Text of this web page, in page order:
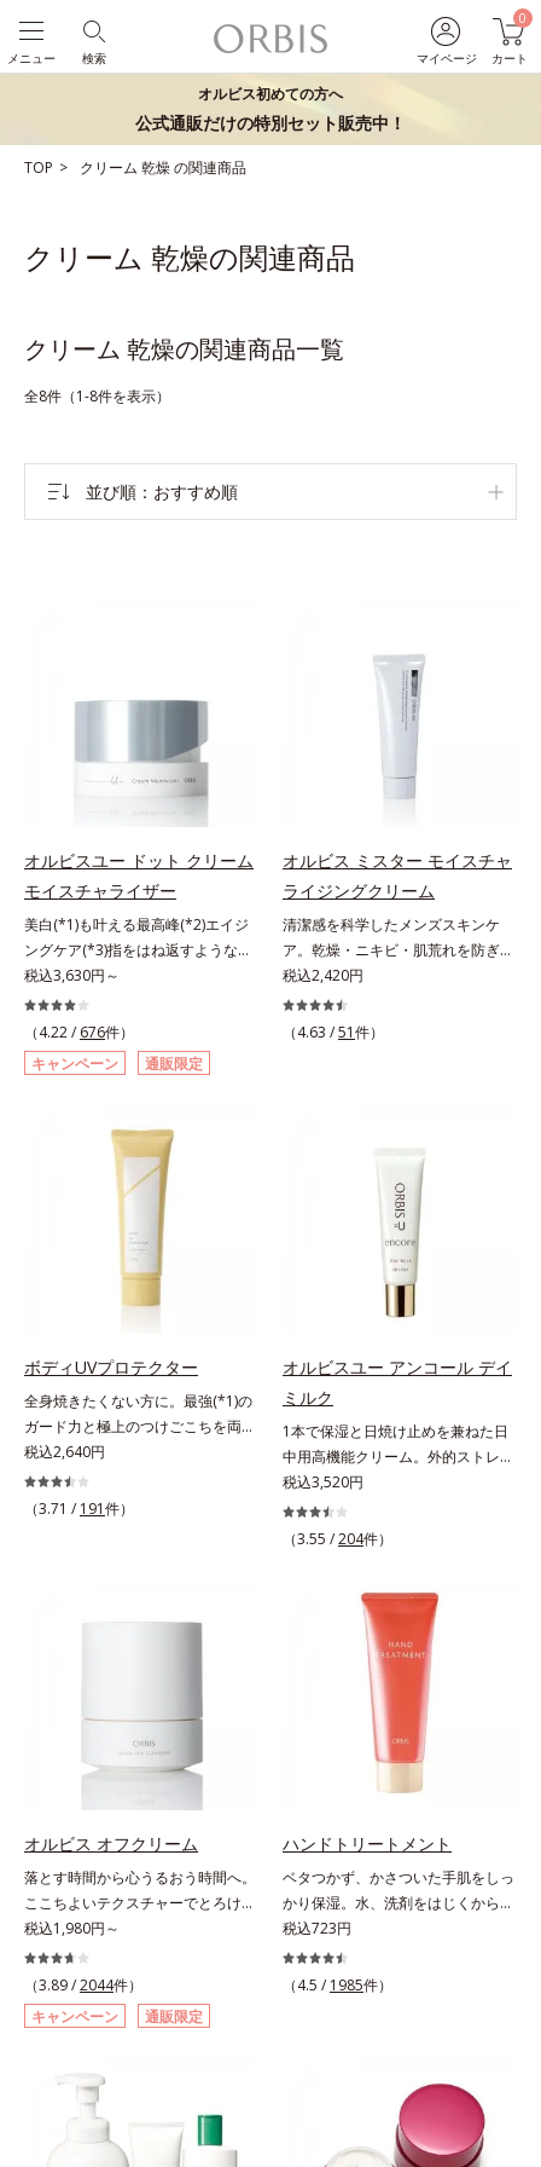
マイページ
0
カート
検索
メニュー
オルビス初めての方へ
公式通販だけの特別セット販売中！
TOP クリーム 乾燥の関連商品
クリーム 乾燥の関連商品
クリーム 乾燥の関連商品一覧
全8件（1-8件を表示）
並び順 おすすめ順
オルビスユー ドット クリーム
モイスチャライザー
美白(*1)も叶える最高峰(*2)エイジ
ングケア(*3)指をはね返すような弾
力感が宿るハリ感 濃密フィットク
リーム。ハリも透明感(*4)も結果主
義。年齢サイン(*5)の因子に着目し
た肌科学エイジングケア(*3)シリー
ズ。オルビスユー ドットシリーズ
処するのではなく、肌で起きている
ことの根本原因に着目。加齢ととも
に現れる年齢サインについて研究を
進めたところ、弾力感のない状態で
ある「ハリのなさ」や、くすみ(*6)
などが現れている状態である「透明
感のなさ」が、大人の肌印象に大き
な影響を与えていることがわかりま
シリーズは美容成分(*7)として
「G.D.F.アクティベーター(*8)」を
配合。そして、従来から配合してい
る美白(*1)有効成分「トラネキサム
酸」を配合しました。さらに、シリ
ーズ共通の美容成分「GLルートブ
ースター(*9)」を配合することで、
除く）*2 オルビス内スキンケアシ
リーズの保湿力*3 年齢に応じたお
*5 乾燥、ハリ・ツヤのなさ*6
乾燥による*7 保湿成分*8 ロニ
配合＝うるおいを与えハリと透明感
に満ちた肌へ導く保湿成分*9 メマ
ツヨイグサ抽出液、スイカズラエキ
ス配合＝角層のすみずみまで水分・
油分を保ち、ハリ・ツヤを与える保
湿成分*10 気持ちのこと
税込3,630円～
（4.22 / 676件）
キャンペーン
通販限定
オルビス ミスター モイスチャ
ライジングクリーム
清潔感を科学したメンズスキンケ
ア。乾燥・ニキビ・肌荒れを防ぎハ
リ・ツヤのある、好印象な清潔透明
肌(*1)へ。オルビスミスターは、男
性の清潔感、爽やかさ、若々しさの
と保湿成分を新たに配合。これまで
の乾燥・テカリへのケアはそのまま
に、肌荒れ・ニキビ予防など“今”の
肌悩みに応え、“未来”を見据えて好
印象の鍵となるハリ・ツヤへもアプ
ローチする進化を遂げました。うる
おいを逃しやすい男性肌に着目し、
「うるおいコネクト設計」を採用。
8アイテム分の機能を3ステップに集
約し、よりシンプルなお手入れで、
ハリ・ツヤのある好印象な清潔透明
肌(*1)へ導きます。*1 うるおいによ
る透明感のある肌*2 男性の顔画像
を用いた印象評価において、基準画
像に対して、頬全体に輝度分布がな
2022年12月22日時点で、科学文献
データベースPubMed及びGoogle
scholarにより国内化粧品業界にお
いて該当文献がないことを確認（ポ
ーラ化成研究所調べ）
税込2,420円
（4.63 /51件）
ボディUVプロテクター
全身焼きたくない方に。最強(*1)の
ガード力と極上のつけごこちを両
立。“肌を整える”日焼け止め。絶対
に焼きたくない方に。SPF50+・
PA++++。最強(*1)のガード力を持
とで粉体同士が凝集し、膜の強度が
毎日使いたくなる極上のつけごこ
ち。さらに、塗るたびにうれしいス
キンケア効果も加えました。バリア
機能を維持する白様雪(R)エキス(*2)
とアルニカ花エキス(*3)が、紫外線
ダメージ(*4)にもゆらぎにくいすこ
やかな肌に整え、ローズヒップエキ
ス(*5)と浸透型コラーゲン(*6)が透
明感を引き出し、肌のハリ感をサポ
ートします。スーパーウォータープ
ルーフだから、海やプールなどのア
っかりガードします。【ご使用方
法】手に適量をとり、日焼けを防ぎ
たい部分に、塗布後すぐに少量ずつ
ムラなくのばします。顔にもご使用
税込2,640円
（3.71 / 191件）
オルビスユー アンコール デイ
ミルク
1本で保湿と日焼け止めを兼ねた日
中用高機能クリーム。外的ストレス
(*5)から肌を徹底ガード。諦めかけ
ていたハリ不足、うるおい低下に先
端科学ケア(*1)でアプローチするエ
D.N.A.(*3) ヒビスエキスとHSP（ヒ
ートショックプロテイン）(*4)の合
わせ技で、目元、フェイスラインな
ど、年齢を重ねるにつれハリ不足、
うるおい低下を感じやすい部位に働
きかけ、ハリ感のある肌へ導きま
す。さらに、水でも油でもない第3
の成分、even wateroil（イーブン
り、水でも油でも実現できなかっ
ない”、相反する2つの感触の両立に
成功。ごわつく年齢肌を柔肌に整
え、未体験の肌感触を叶えます。*1
保湿*2 年齢に応じたお手入れ *3
D.N.A.＝Daily New Approach*4
税込3,520円
（3.55 /204件）
オルビス オフクリーム
落とす時間から心うるおう時間へ。
ここちよいテクスチャーでとろける
クレンジング。“落とすだけ”の時間
から、かけがえのないリラックスタ
イムへ―。忙しい日々を送る現代女
性にとって、クレンジングは“落と
すだけ”の作業になりがち。オルビ
切り替える大切なステップとなるク
レンジング。人が本能的にここちよ
さを感じる“秒速5cm”の動きに着目
し、顔全体にやさしく円を描くよう
税込1,980円～
（3.89 /2044件）
キャンペーン
通販限定
ハンドトリートメント
ベタつかず、かさついた手肌をしっ
かり保湿。水、洗剤をはじくからキ
ッチンでも使用できる万能型ハンド
クリーム。常に外気にさらされてい
る上、もともと皮脂分泌が少ない手
めながら肌表面をなめらかにし肌荒
れを防止します。また、リピジュア
（R）−NR(*) が手肌にピタッと密着
して、うるおいバリアを作り乾燥な
税込723円
（4.5 / 1985件）